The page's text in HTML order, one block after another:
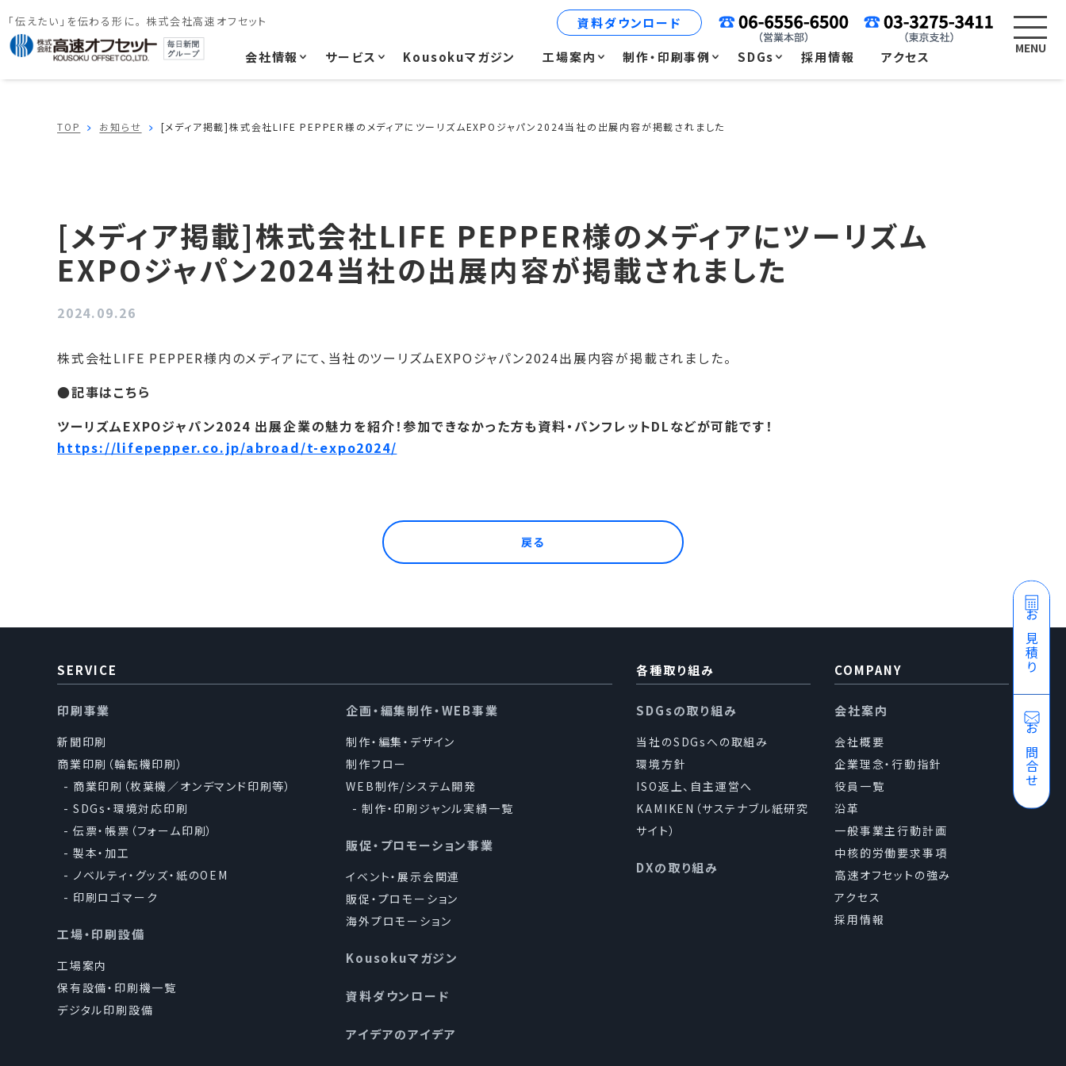
「伝えたい」を伝わる形に。 株式会社高速オフセット
会社情報 サービス Kousokuマガジン 工場案内 制作・印刷事例 SDGs 採用情報 アクセス
資料ダウンロード
TOP お知らせ [メディア掲載]株式会社LIFE PEPPER様のメディアにツーリズムEXPOジャパン2024当社の出展内容が掲載されました
[メディア掲載]株式会社LIFE PEPPER様のメディアにツーリズム
EXPOジャパン2024当社の出展内容が掲載されました
2024.09.26
株式会社LIFE PEPPER様内のメディアにて、当社のツーリズムEXPOジャパン2024出展内容が掲載されました。
●記事はこちら
ツーリズムEXPOジャパン2024 出展企業の魅力を紹介！参加できなかった方も資料・パンフレットDLなどが可能です！
https://lifepepper.co.jp/abroad/t-expo2024/
戻る
お見積り
お問合せ
SERVICE
印刷事業
新聞印刷
商業印刷（輪転機印刷）
商業印刷（枚葉機／オンデマンド印刷等）
SDGs・環境対応印刷
伝票・帳票（フォーム印刷）
製本・加工
ノベルティ・グッズ・紙のOEM
印刷ロゴマーク
工場・印刷設備
工場案内
保有設備・印刷機一覧
デジタル印刷設備
企画・編集制作・WEB事業
制作・編集・デザイン
制作フロー
WEB制作/システム開発
制作・印刷ジャンル実績一覧
販促・プロモーション事業
イベント・展示会関連
販促・プロモーション
海外プロモーション
Kousokuマガジン
資料ダウンロード
アイデアのアイデア
各種取り組み
SDGsの取り組み
当社のSDGsへの取組み
環境方針
ISO返上、自主運営へ
KAMIKEN（サステナブル紙研究
サイト）
DXの取り組み
COMPANY
会社案内
会社概要
企業理念・行動指針
役員一覧
沿革
一般事業主行動計画
中核的労働要求事項
高速オフセットの強み
アクセス
採用情報